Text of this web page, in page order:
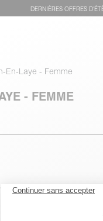
DERNIÈRES OFFRES
En-Laye - Femme
- FEMME